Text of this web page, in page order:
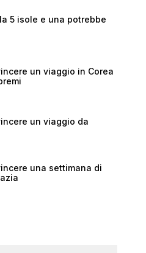
5 isole e una potrebbe
un viaggio in Corea
un viaggio da
una settimana di